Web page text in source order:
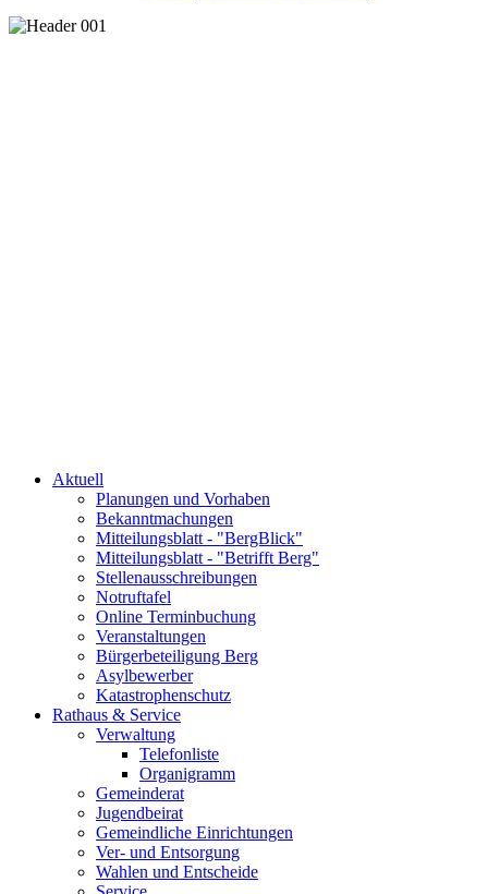
Aktuell
Planungen und Vorhaben
Bekanntmachungen
Mitteilungsblatt - "BergBlick"
Mitteilungsblatt - "Betrifft Berg"
Stellenausschreibungen
Notruftafel
Online Terminbuchung
Veranstaltungen
Bürgerbeteiligung Berg
Asylbewerber
Katastrophenschutz
Rathaus & Service
Verwaltung
Telefonliste
Organigramm
Gemeinderat
Jugendbeirat
Gemeindliche Einrichtungen
Ver- und Entsorgung
Wahlen und Entscheide